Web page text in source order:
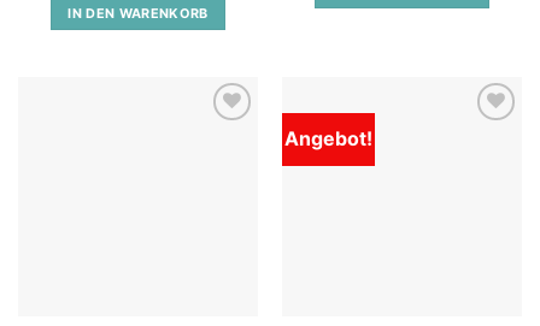
5
IN DEN WARENKORB
Angebot!